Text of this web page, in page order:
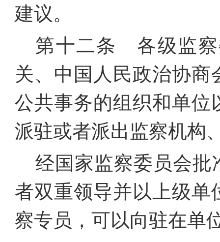
建议。
第十二条 各级监察
关、中国人民政治协
公共事务的组织和单位
派驻或者派出监察机构
经国家监察委员会
者双重领导并以上级
察专员，可以向驻在单